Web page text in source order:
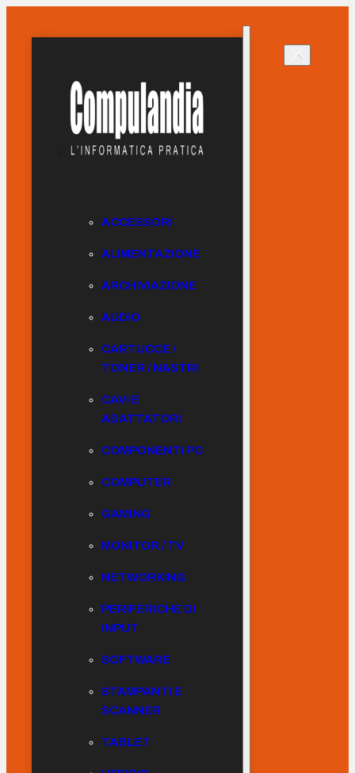
ACCESSORI
ALIMENTAZIONE
ARCHIVIAZIONE
AUDIO
CARTUCCE /
TONER / NASTRI
CAVI E
ADATTATORI
COMPONENTI PC
COMPUTER
GAMING
MONITOR / TV
NETWORKING
PERIFERICHE DI
INPUT
SOFTWARE
STAMPANTI E
SCANNER
TABLET